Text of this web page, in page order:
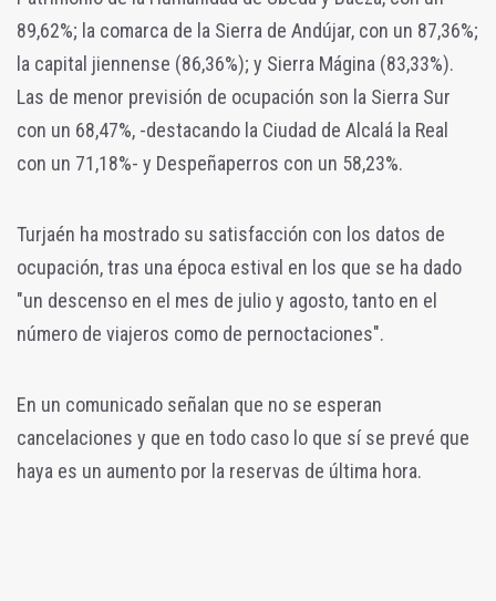
89,62%; la comarca de la Sierra de Andújar, con un 87,36%;
la capital jiennense (86,36%); y Sierra Mágina (83,33%).
Las de menor previsión de ocupación son la Sierra Sur
con un 68,47%, -destacando la Ciudad de Alcalá la Real
con un 71,18%- y Despeñaperros con un 58,23%.
Turjaén ha mostrado su satisfacción con los datos de
ocupación, tras una época estival en los que se ha dado
"un descenso en el mes de julio y agosto, tanto en el
número de viajeros como de pernoctaciones".
En un comunicado señalan que no se esperan
cancelaciones y que en todo caso lo que sí se prevé que
haya es un aumento por la reservas de última hora.